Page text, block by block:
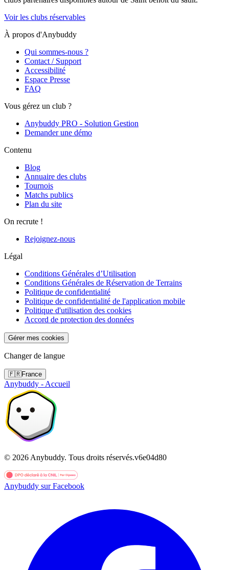
Voir les clubs réservables
À propos d'Anybuddy
Qui sommes-nous ?
Contact / Support
Accessibilité
Espace Presse
FAQ
Vous gérez un club ?
Anybuddy PRO - Solution Gestion
Demander une démo
Contenu
Blog
Annuaire des clubs
Tournois
Matchs publics
Plan du site
On recrute !
Rejoignez-nous
Légal
Conditions Générales d’Utilisation
Conditions Générales de Réservation de Terrains
Politique de confidentialité
Politique de confidentialité de l'application mobile
Politique d'utilisation des cookies
Accord de protection des données
Gérer mes cookies
Changer de langue
🇫🇷France
Anybuddy - Accueil
© 2026 Anybuddy. Tous droits réservés.v6e04d80
Anybuddy sur Facebook